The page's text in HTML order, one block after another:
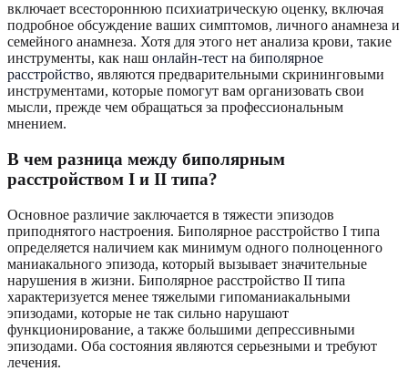
включает всестороннюю психиатрическую оценку, включая
подробное обсуждение ваших симптомов, личного анамнеза и
семейного анамнеза. Хотя для этого нет анализа крови, такие
инструменты, как наш онлайн-тест на биполярное
расстройство, являются предварительными скрининговыми
инструментами, которые помогут вам организовать свои
мысли, прежде чем обращаться за профессиональным
мнением.
В чем разница между биполярным
расстройством I и II типа?
Основное различие заключается в тяжести эпизодов
приподнятого настроения. Биполярное расстройство I типа
определяется наличием как минимум одного полноценного
маниакального эпизода, который вызывает значительные
нарушения в жизни. Биполярное расстройство II типа
характеризуется менее тяжелыми гипоманиакальными
эпизодами, которые не так сильно нарушают
функционирование, а также большими депрессивными
эпизодами. Оба состояния являются серьезными и требуют
лечения.